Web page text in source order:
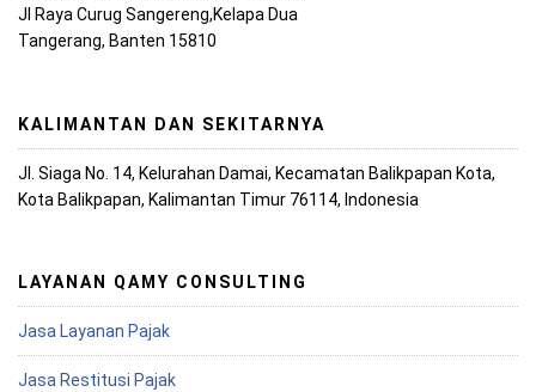
Jl Raya Curug Sangereng,Kelapa Dua
Tangerang, Banten 15810
KALIMANTAN DAN SEKITARNYA
Jl. Siaga No. 14, Kelurahan Damai, Kecamatan Balikpapan Kota,
Kota Balikpapan, Kalimantan Timur 76114, Indonesia
LAYANAN QAMY CONSULTING
Jasa Layanan Pajak
Jasa Restitusi Pajak